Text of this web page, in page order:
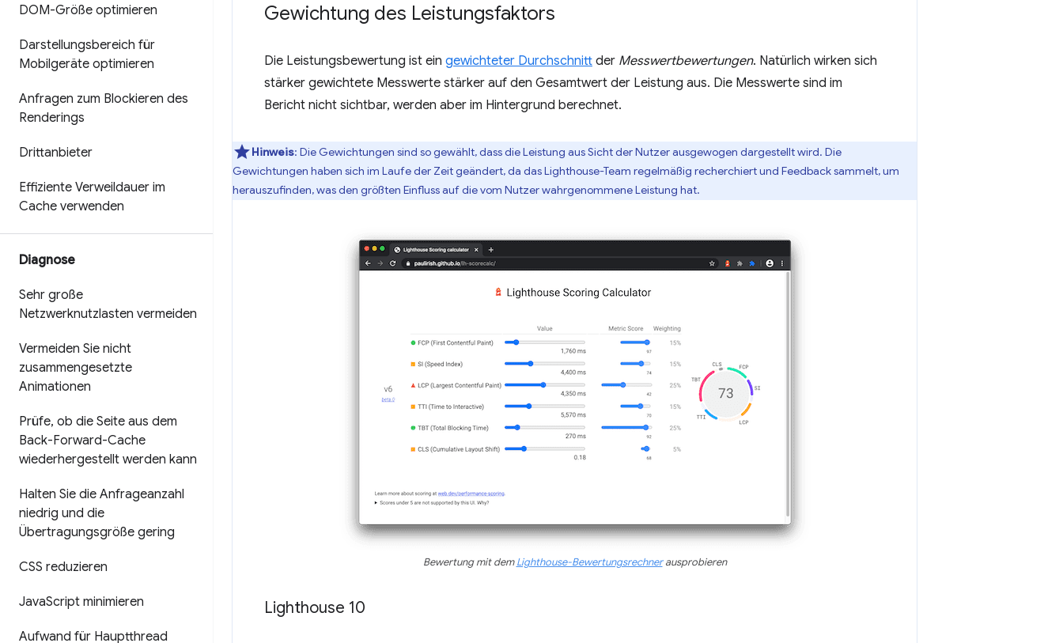
DOM-Größe optimieren
Darstellungsbereich für
Mobilgeräte optimieren
Anfragen zum Blockieren des
Renderings
Drittanbieter
Effiziente Verweildauer im
Cache verwenden
Diagnose
Sehr große
Netzwerknutzlasten vermeiden
Vermeiden Sie nicht
zusammengesetzte
Animationen
Prüfe, ob die Seite aus dem
Back-Forward-Cache
wiederhergestellt werden kann
Halten Sie die Anfrageanzahl
niedrig und die
Übertragungsgröße gering
CSS reduzieren
JavaScript minimieren
Aufwand für Hauptthread
Gewichtung des Leistungsfaktors
Die Leistungsbewertung ist ein gewichteter Durchschnitt der Messwertbewertungen. Natürlich wirken sich
stärker gewichtete Messwerte stärker auf den Gesamtwert der Leistung aus. Die Messwerte sind im
Bericht nicht sichtbar, werden aber im Hintergrund berechnet.
Hinweis: Die Gewichtungen sind so gewählt, dass die Leistung aus Sicht der Nutzer ausgewogen dargestellt wird. Die
Gewichtungen haben sich im Laufe der Zeit geändert, da das Lighthouse-Team regelmäßig recherchiert und Feedback sammelt, um
herauszufinden, was den größten Einfluss auf die vom Nutzer wahrgenommene Leistung hat.
Bewertung mit demLighthouse-Bewertungsrechnerausprobieren
Lighthouse 10